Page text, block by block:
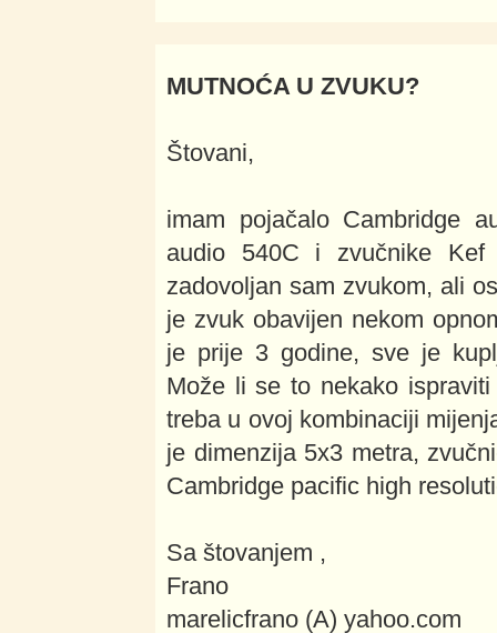
MUTNOĆA U ZVUKU?
Štovani,
imam pojačalo Cambridge
audio 540C i zvučnike
zadovoljan sam zvukom, ali
je zvuk obavijen nekom
je prije 3 godine, sve je
Može li se to nekako
treba u ovoj kombinaciji
je dimenzija 5x3 metra,
Cambridge pacific high
Sa štovanjem ,
Frano
marelicfrano (A) yahoo.com